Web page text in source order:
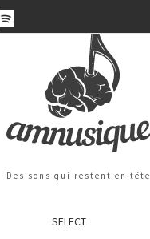
Des sons qui restent en tête
SELECT